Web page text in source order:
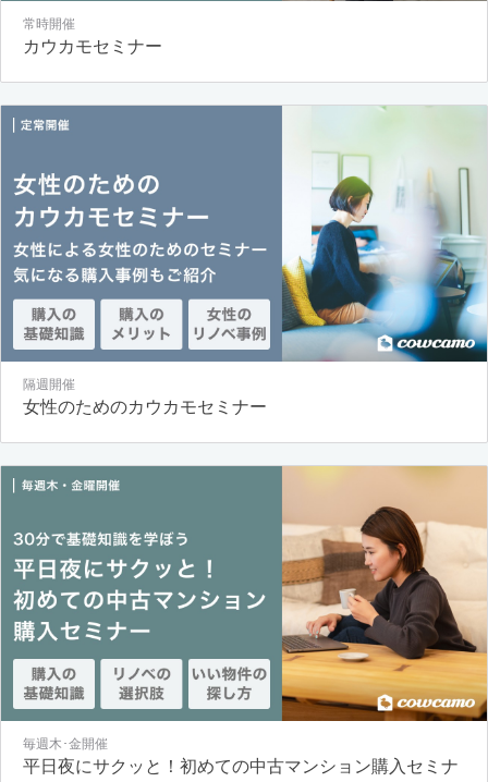
常時開催
カウカモセミナー
隔週開催
女性のためのカウカモセミナー
毎週木･金開催
平日夜にサクッと！初めての中古マンション購入セミナ